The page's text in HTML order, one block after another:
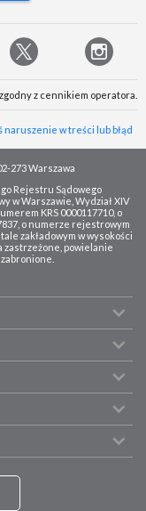
z cennikiem operatora.
naruszenie w treści lub błąd
273 Warszawa
Rejestru Sądowego
w Warszawie, Wydział XIV
KRS 0000117710, o
o numerze rejestrowym
zakładowym w wysokości
zastrzeżone, powielanie